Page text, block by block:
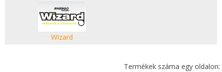
Wizard
Termékek száma egy oldalon: